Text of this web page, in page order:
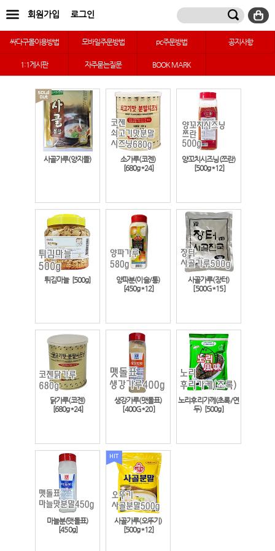
회원가입 로그인
싸다구몰이용방법 모바일주문방법 pc주문방법 공지사항
1:1게시판 자주묻는질문 BOOK MARK
사골가루(양지뜰)
소가루(코젠)
[680g*24]
양꼬치시즈닝(쯔란)
[500g*12]
튀김마늘 [500g]
양파분(이슬/통)
[450g*12]
사골가루(장터)
[500G*15]
닭가루(코젠)
[680g*24]
생강가루(맷돌표)
[400G*20]
노리후리가께(초록/연
두) [500g]
마늘분(맷돌표)
[450g]
사골가루(오뚜기)
[500g*12]